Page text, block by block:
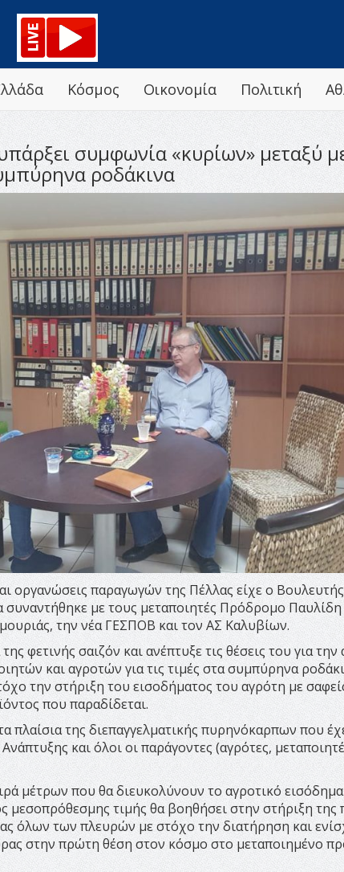
Κόσμος Οικονομία Πολιτική
συμφωνία «κυρίων» μεταξύ
ροδάκινα
οργανώσεις παραγωγών της Πέλλας είχε ο
συναντήθηκε με τους μεταποιητές Πρόδρομο
την νέα ΓΕΣΠΟΒ και τον ΑΣ Καλυβίων.
φετινής σαιζόν και ανέπτυξε τις θέσεις του για
και αγροτών για τις τιμές στα συμπύρηνα
την στήριξη του εισοδήματος του αγρότη με
που παραδίδεται.
πλαίσια της διεπαγγελματικής πυρηνόκαρπων που
και όλοι οι παράγοντες (αγρότες,
μέτρων που θα διευκολύνουν το αγροτικό
μεσοπρόθεσμης τιμής θα βοηθήσει στην στήριξη της
όλων των πλευρών με στόχο την διατήρηση και
στην πρώτη θέση στον κόσμο στο μεταποιημένο